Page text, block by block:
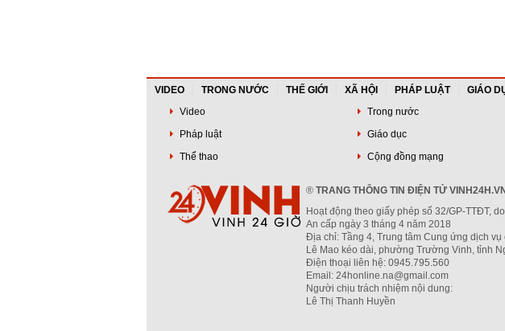
VIDEO TRONG NƯỚC THẾ GIỚI XÃ HỘI PHÁP LUẬT GIÁO
Video
Trong nước
Pháp luật
Giáo dục
Thể thao
Cộng đồng mạng
® TRANG THÔNG TIN ĐIỆN TỬ VINH24H.VN
Hoạt động theo giấy phép số 32/GP-TTĐT,
An cấp ngày 3 tháng 4 năm 2018
Địa chỉ: Tầng 4, Trung tâm Cung ứng dịch
Lê Mao kéo dài, phường Trường Vinh, tỉnh
Điện thoại liên hệ: 0945.795.560
Email: 24honline.na@gmail.com
Người chịu trách nhiệm nội dung:
Lê Thị Thanh Huyền